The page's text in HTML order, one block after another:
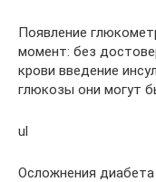
Появление
момент: без
крови введение
глюкозы они могут
ul
Осложнения диабета